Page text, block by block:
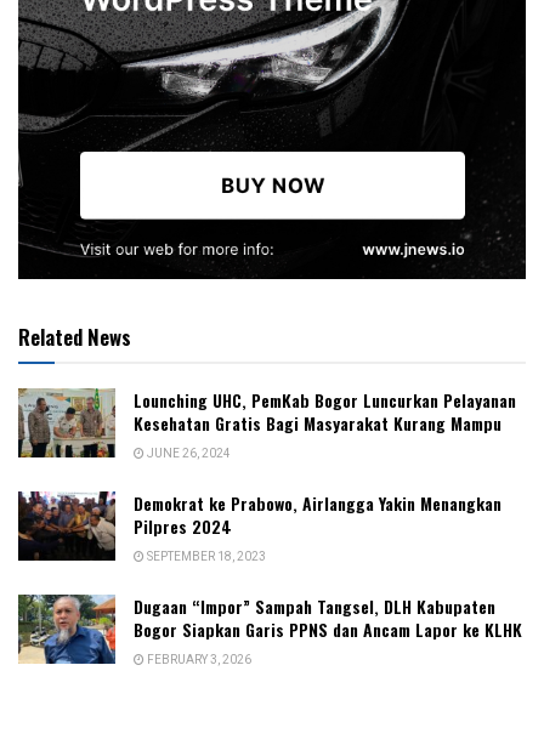
Related News
Lounching UHC, PemKab Bogor Luncurkan Pelayanan
Kesehatan Gratis Bagi Masyarakat Kurang Mampu
JUNE 26, 2024
Demokrat ke Prabowo, Airlangga Yakin Menangkan
Pilpres 2024
SEPTEMBER 18, 2023
Dugaan “Impor” Sampah Tangsel, DLH Kabupaten
Bogor Siapkan Garis PPNS dan Ancam Lapor ke KLHK
FEBRUARY 3, 2026